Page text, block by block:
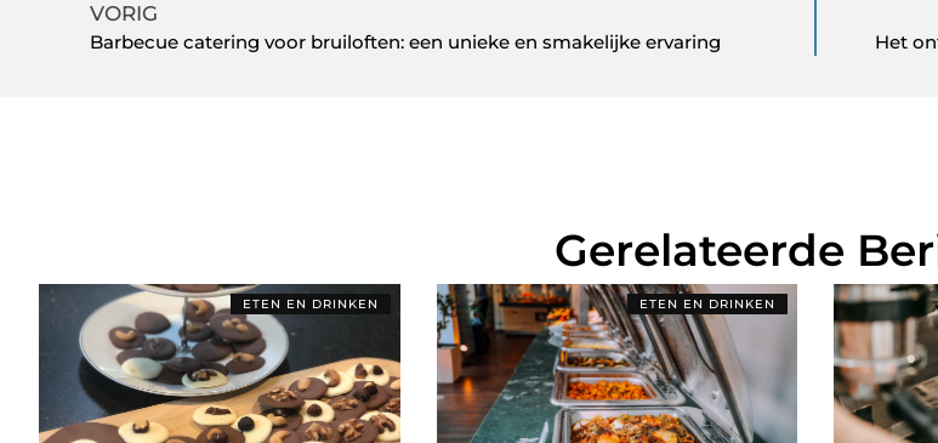
VORIG
Barbecue catering voor bruiloften: een unieke en smakelijke ervaring Het
Gerelateerde
ETEN EN DRINKEN ETEN EN DRINKEN